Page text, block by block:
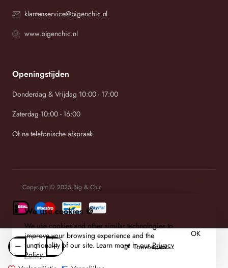
We use cookies 🍪
We use cookies and other similar technologies to
improve your browsing experience and the
functionality of our site. Learn more in ourPrivacy
Policy.
OK
Toevoegen
klantenservice@bigenchic.nl
www.bigenchic.nl
Openingstijden
Donderdag & Vrijdag 10:00 - 17:00
Zaterdag 10:00 - 16:00
Of na telefonische afspraak
Copyright © 2025 Big & Chic